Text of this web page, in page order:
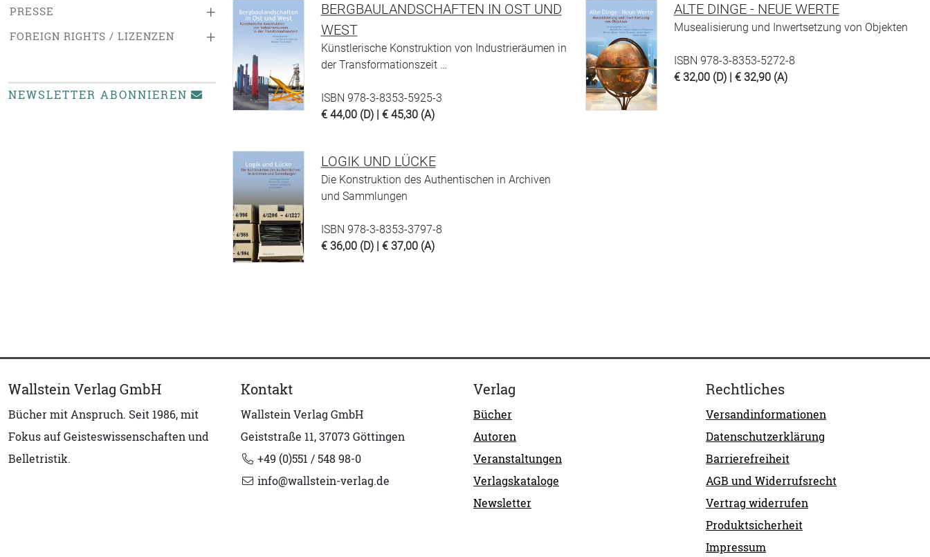
+
PRESSE
+
FOREIGN RIGHTS / LIZENZEN
NEWSLETTER ABONNIEREN
BERGBAULANDSCHAFTEN IN OST UND
WEST
Künstlerische Konstruktion von Industrieräumen in
der Transformationszeit …
ISBN 978-3-8353-5925-3
€ 44,00 (D) | € 45,30 (A)
ALTE DINGE - NEUE WERTE
Musealisierung und Inwertsetzung von Objekten
ISBN 978-3-8353-5272-8
€ 32,00 (D) | € 32,90 (A)
LOGIK UND LÜCKE
Die Konstruktion des Authentischen in Archiven
und Sammlungen
ISBN 978-3-8353-3797-8
€ 36,00 (D) | € 37,00 (A)
Wallstein Verlag GmbH
Bücher mit Anspruch. Seit 1986, mit
Fokus auf Geisteswissenschaften und
Belletristik.
Kontakt
Wallstein Verlag GmbH
Geiststraße 11, 37073 Göttingen
+49 (0)551 / 548 98-0
info@wallstein-verlag.de
Verlag
Bücher
Autoren
Veranstaltungen
Verlagskataloge
Newsletter
Rechtliches
Versandinformationen
Datenschutzerklärung
Barrierefreiheit
AGB und Widerrufsrecht
Vertrag widerrufen
Produktsicherheit
Impressum